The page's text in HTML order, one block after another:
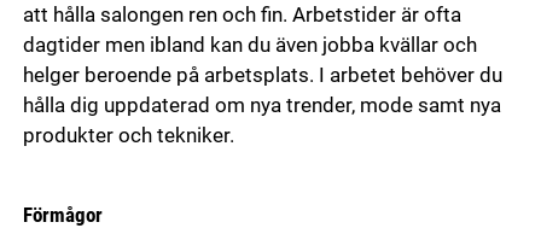
att hålla salongen ren och fin. Arbetstider är ofta
dagtider men ibland kan du även jobba kvällar och
helger beroende på arbetsplats. I arbetet behöver du
hålla dig uppdaterad om nya trender, mode samt nya
produkter och tekniker.
Förmågor